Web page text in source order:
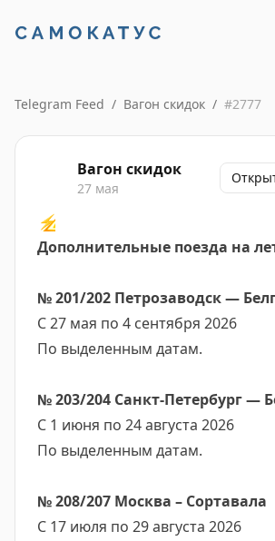
Telegram Feed / Вагон скидок / #2777
Вагон скидок
27 мая
⚡️
Дополнительные поезда на
№ 201/202 Петрозаводск —
С 27 мая по 4 сентября 2026
По выделенным датам.
№ 203/204 Санкт-Петербург —
С 1 июня по 24 августа 2026
По выделенным датам.
№ 208/207 Москва – Сортавала
С 17 июля по 29 августа 2026